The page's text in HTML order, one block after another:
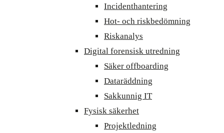
Incidenthantering
Hot- och riskbedömning
Riskanalys
Digital forensisk utredning
Säker offboarding
Dataräddning
Sakkunnig IT
Fysisk säkerhet
Projektledning